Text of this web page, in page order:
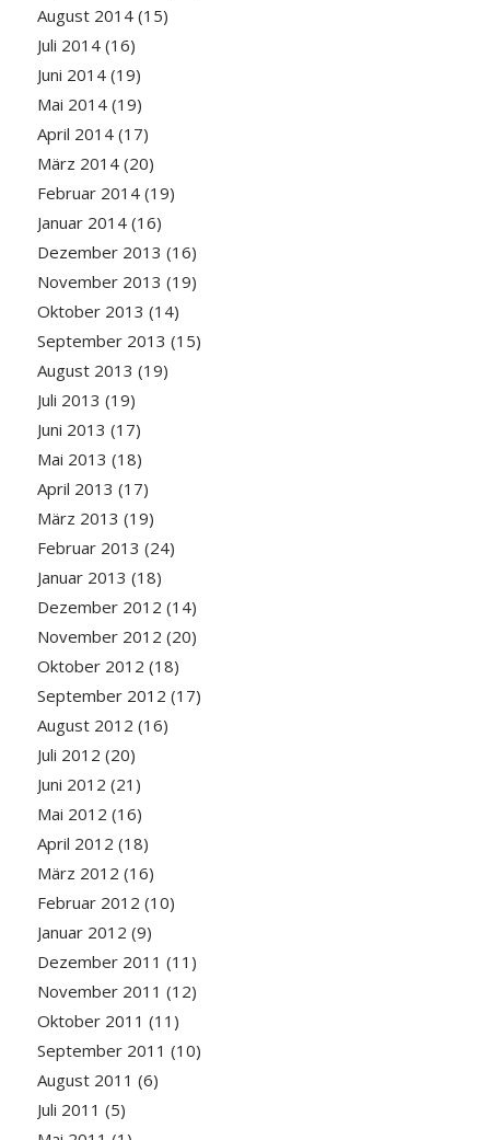
August 2014(15)
Juli 2014(16)
Juni 2014(19)
Mai 2014(19)
April 2014(17)
März 2014(20)
Februar 2014(19)
Januar 2014(16)
Dezember 2013 (16)
November 2013 (19)
Oktober 2013 (14)
September 2013 (15)
August 2013 (19)
Juli 2013 (19)
Juni 2013 (17)
Mai 2013 (18)
April 2013 (17)
März 2013 (19)
Februar 2013 (24)
Januar 2013 (18)
Dezember 2012 (14)
November 2012 (20)
Oktober 2012 (18)
September 2012 (17)
August 2012 (16)
Juli 2012 (20)
Juni 2012 (21)
Mai 2012 (16)
April 2012 (18)
März 2012 (16)
Februar 2012 (10)
Januar 2012 (9)
Dezember 2011 (11)
November 2011 (12)
Oktober 2011 (11)
September 2011 (10)
August 2011 (6)
Juli 2011 (5)